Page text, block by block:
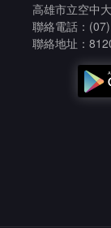
高雄市立空中
聯絡電話：
聯絡地址：